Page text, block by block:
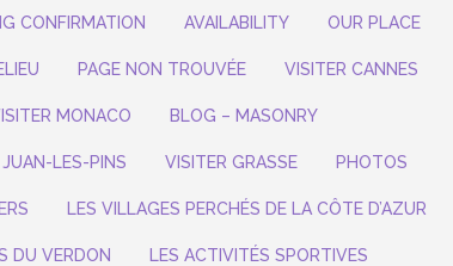
CONFIRMATION AVAILABILITY OUR PLACE
PAGE NON TROUVÉE VISITER CANNES
MONACO BLOG – MASONRY
LES-PINS VISITER GRASSE PHOTOS
LES VILLAGES PERCHÉS DE LA CÔTE D’AZUR
DU VERDON LES ACTIVITÉS SPORTIVES